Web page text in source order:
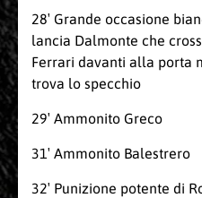
28′ Grande occasione
lancia Dalmonte che
Ferrari davanti alla porta
trova lo specchio
29′ Ammonito Greco
31′ Ammonito Balestrero
32′ Punizione potente di